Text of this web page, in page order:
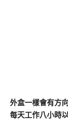
外盒一樣會有方
每天工作八小時